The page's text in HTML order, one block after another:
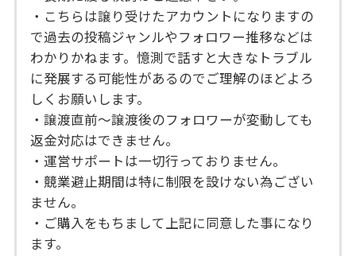
・こちらは譲り受けたアカウントになりますの
で過去の投稿ジャンルやフォロワー推移などは
わかりかねます。憶測で話すと大きなトラブル
に発展する可能性があるのでご理解のほどよろ
しくお願いします。
・譲渡直前〜譲渡後のフォロワーが変動しても
返金対応はできません。
・運営サポートは一切行っておりません。
・競業避止期間は特に制限を設けない為ござい
ません。
・ご購入をもちまして上記に同意した事になり
ます。